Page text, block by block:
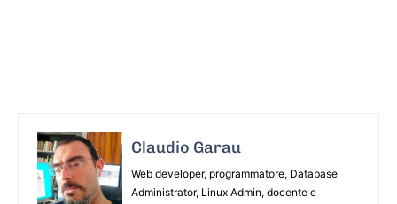
Claudio Garau
Web developer, programmatore, Database
Administrator, Linux Admin, docente e